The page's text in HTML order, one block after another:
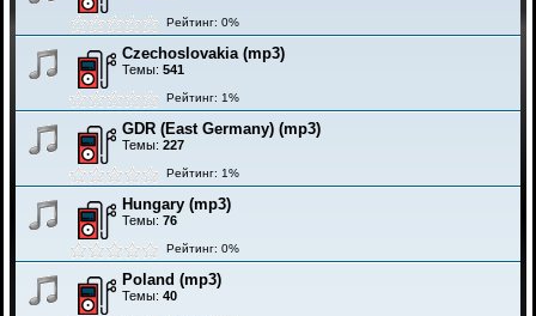
Рейтинг: 0%
Czechoslovakia (mp3)
Темы: 541
Рейтинг: 1%
GDR (East Germany) (mp3)
Темы: 227
Рейтинг: 1%
Hungary (mp3)
Темы: 76
Рейтинг: 0%
Poland (mp3)
Темы: 40